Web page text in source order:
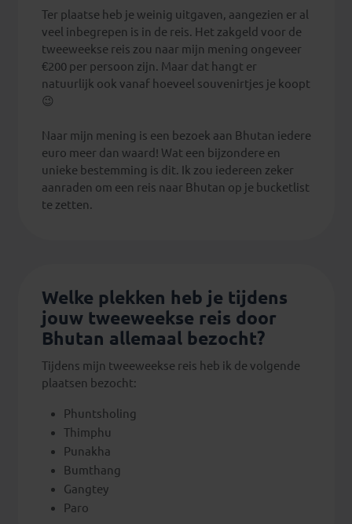
Ter plaatse heb je weinig uitgaven, aangezien er al
veel inbegrepen is in de reis. Het zakgeld voor de
tweeweekse reis zou naar mijn mening ongeveer
€200 per persoon zijn. Maar dat hangt er
natuurlijk ook vanaf hoeveel souvenirtjes je koopt
😉
Naar mijn mening is een bezoek aan Bhutan iedere
euro meer dan waard! Wat een bijzondere en
unieke bestemming is dit. Ik zou iedereen zeker
aanraden om een reis naar Bhutan op je bucketlist
te zetten.
Welke plekken heb je tijdens
jouw tweeweekse reis door
Bhutan allemaal bezocht?
Tijdens mijn tweeweekse reis heb ik de volgende
plaatsen bezocht:
Phuntsholing
Thimphu
Punakha
Bumthang
Gangtey
Paro